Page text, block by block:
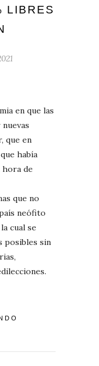
LIBRES
en que las
que en
había
de
que no
neófito
cual se
posibles sin